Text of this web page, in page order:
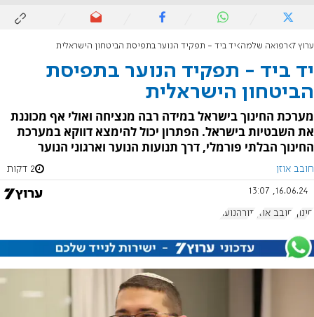
ערוץ 7 רפואה שלמה יד ביד - תפקיד הנוער בתפיסת הביטחון הישראלית
יד ביד - תפקיד הנוער בתפיסת
הביטחון הישראלית
מערכת החינוך בישראל במידה רבה מנציחה ואולי אף מכוננת
את השבטיות בישראל. הפתרון יכול להימצא דווקא במערכת
החינוך הבלתי פורמלי, דרך תנועות הנוער וארגוני הנוער
חובב אוזן 2 דקות
16.06.24, 13:07
חינוך חובב אוזן תורהנוער